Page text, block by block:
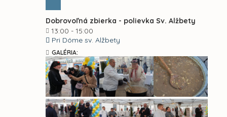
Dobrovoľná zbierka - polievka Sv. Alžbety
13:00 - 15:00
Pri Dóme sv. Alžbety
GALÉRIA: